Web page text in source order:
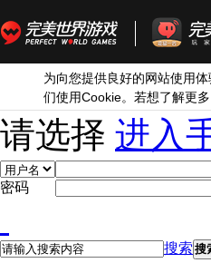
为向您提供良好的网站使用
们使用Cookie。若想了解更
请选择 进入
密码
搜索 搜